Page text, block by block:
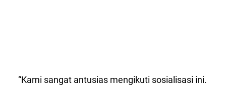
“Kami sangat antusias mengikuti sosialisasi ini.